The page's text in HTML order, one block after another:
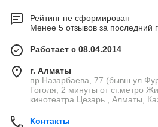
Рейтинг не сформирован
Менее 5 отзывов за последний
Работает с 08.04.2014
г. Алматы
пр.Назарбаева, 77 (бывш
Гоголя, 2 минуты от ст.метро
кинотеатра Цезарь., Алматы,
Контакты